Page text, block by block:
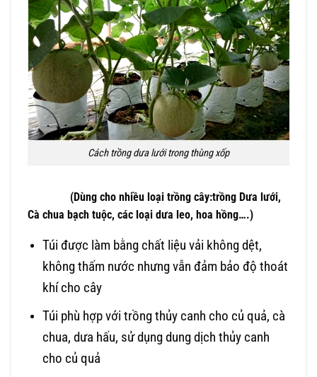
Cách trồng dưa lưới trong thùng xốp
(Dùng cho nhiều loại trồng cây:trồng Dưa lưới,
Cà chua bạch tuộc, các loại dưa leo, hoa hồng….)
Túi được làm bằng chất liệu vải không dệt,
không thấm nước nhưng vẫn đảm bảo độ thoát
khí cho cây
Túi phù hợp với trồng thủy canh cho củ quả, cà
chua, dưa hấu, sử dụng dung dịch thủy canh
cho củ quả